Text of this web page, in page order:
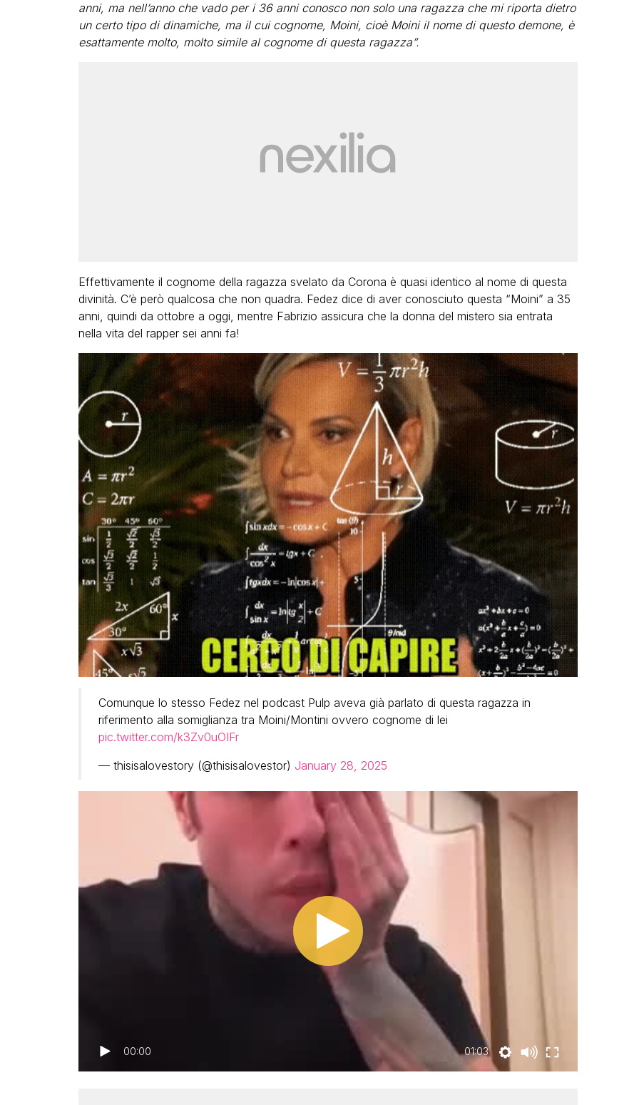
anni, ma nell’anno che vado per i 36 anni conosco non solo una ragazza che mi riporta dietro
un certo tipo di dinamiche, ma il cui cognome, Moini, cioè Moini il nome di questo demone, è
esattamente molto, molto simile al cognome di questa ragazza”.
Effettivamente il cognome della ragazza svelato da Corona è quasi identico al nome di questa
divinità. C’è però qualcosa che non quadra. Fedez dice di aver conosciuto questa “Moini” a 35
anni, quindi da ottobre a oggi, mentre Fabrizio assicura che la donna del mistero sia entrata
nella vita del rapper sei anni fa!
Comunque lo stesso Fedez nel podcast Pulp aveva già parlato di questa ragazza in
riferimento alla somiglianza tra Moini/Montini ovvero cognome di lei
pic.twitter.com/k3Zv0uOIFr
— thisisalovestory (@thisisalovestor) January 28, 2025
00:00 01:03